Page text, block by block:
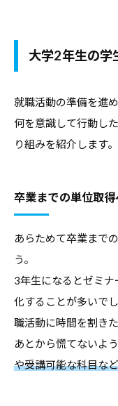
大学2年生の学
就職活動の準備を進
何を意識して行動し
り組みを紹介します。
卒業までの単位取
あらためて卒業まで
う。
3年生になるとゼミ
化することが多いで
職活動に時間を割き
あとから慌てないよう
や受講可能な科目な